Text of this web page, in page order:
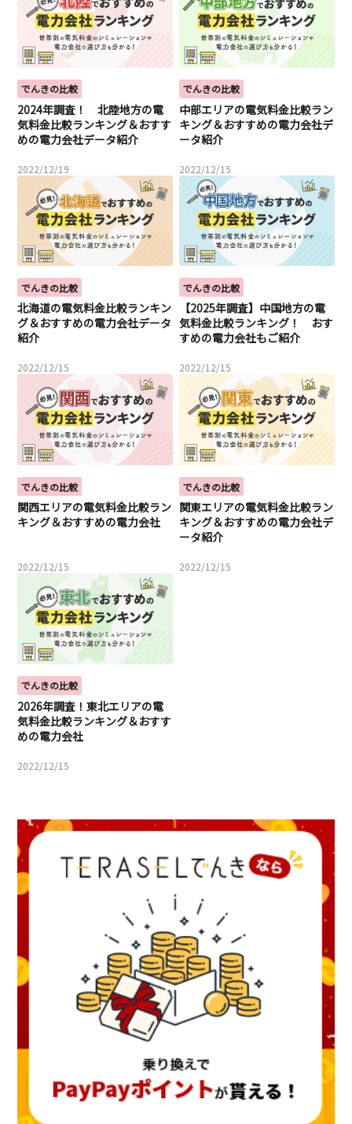
でんきの比較
2024年調査！ 北陸地方の電
気料金比較ランキング＆おすす
めの電力会社データ紹介
2022/12/19
でんきの比較
中部エリアの電気料金比較ラン
キング＆おすすめの電力会社デ
ータ紹介
2022/12/15
でんきの比較
北海道の電気料金比較ランキン
グ＆おすすめの電力会社データ
紹介
2022/12/15
でんきの比較
【2025年調査】中国地方の電
気料金比較ランキング！ おす
すめの電力会社もご紹介
2022/12/15
でんきの比較
関西エリアの電気料金比較ラン
キング＆おすすめの電力会社
2022/12/15
でんきの比較
関東エリアの電気料金比較ラン
キング＆おすすめの電力会社デ
ータ紹介
2022/12/15
でんきの比較
2026年調査！東北エリアの電
気料金比較ランキング＆おすす
めの電力会社
2022/12/15